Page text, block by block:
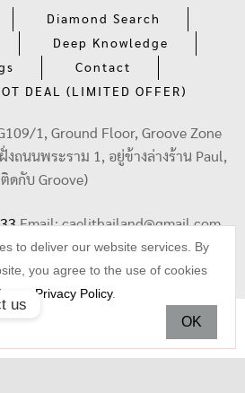
Diamond Search
Deep Knowledge
Contact
DEAL (LIMITED OFFER)
1, Ground Floor, Groove Zone
งถนนพระราม 1, อยู่ข้างล่างร้าน Paul,
ติดกับ Groove)
Email:caelithailand@gmail.com
to deliver our website services. By
you agree to the use of cookies
our Privacy Policy.
OK
us